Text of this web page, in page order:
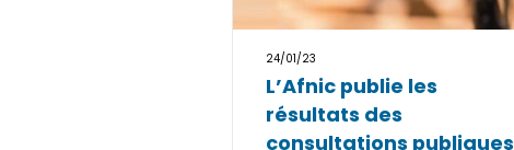
24/01/23
L’Afnic publie les
résultats des
consultations publiques